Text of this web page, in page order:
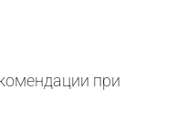
при